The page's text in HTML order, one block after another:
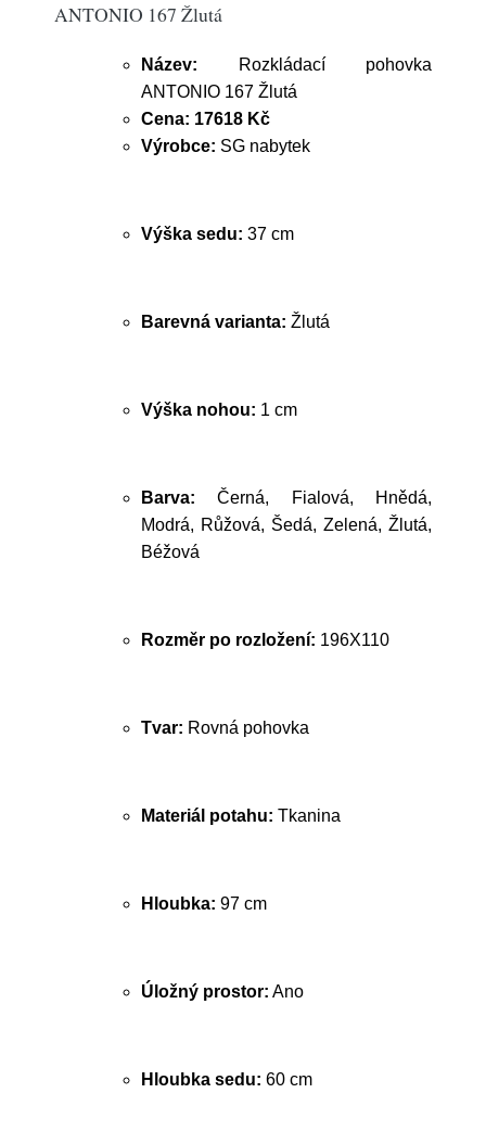
ANTONIO 167 Žlutá
Název: Rozkládací pohovka
ANTONIO 167 Žlutá
Cena: 17618 Kč
Výrobce: SG nabytek
Výška sedu: 37 cm
Barevná varianta: Žlutá
Výška nohou: 1 cm
Barva: Černá, Fialová, Hnědá,
Modrá, Růžová, Šedá, Zelená, Žlutá,
Béžová
Rozměr po rozložení: 196X110
Tvar: Rovná pohovka
Materiál potahu: Tkanina
Hloubka: 97 cm
Úložný prostor: Ano
Hloubka sedu: 60 cm